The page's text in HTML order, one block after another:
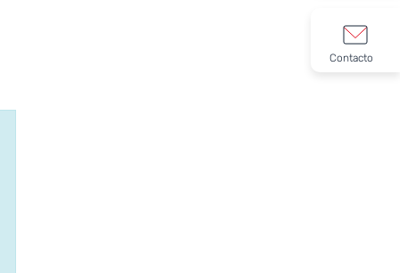
Contacto